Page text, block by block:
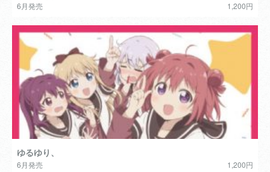
6月発売 1,200円
ゆるゆり、
6月発売 1,200円